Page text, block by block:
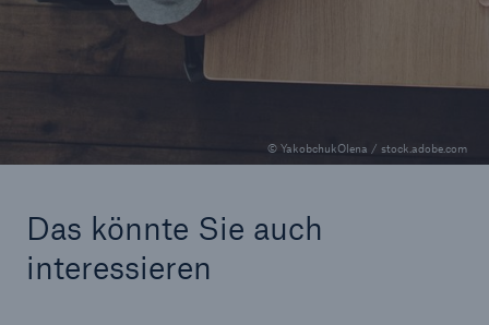
© YakobchukOlena / stock.adobe.com
50+
Das könnte Sie auch
interessieren